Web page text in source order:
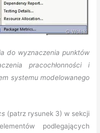
do wyznaczenia punktów
pracochłonności i
systemu modelowanego
(patrz rysunek 3) w sekcji
podlegających